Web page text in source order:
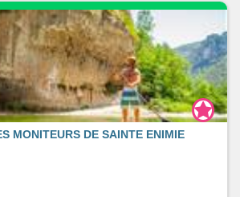
MONITEURS DE SAINTE ENIMIE